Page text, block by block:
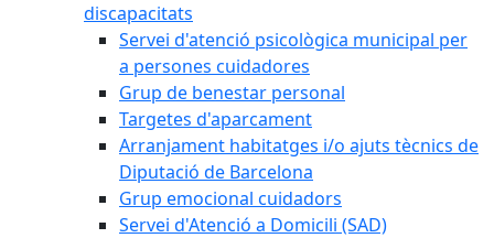
discapacitats
Servei d'atenció psicològica municipal per
a persones cuidadores
Grup de benestar personal
Targetes d'aparcament
Arranjament habitatges i/o ajuts tècnics de
Diputació de Barcelona
Grup emocional cuidadors
Servei d'Atenció a Domicili (SAD)